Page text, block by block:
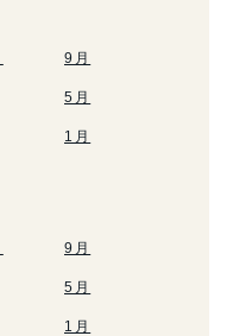
9月
5月
1月
9月
5月
1月